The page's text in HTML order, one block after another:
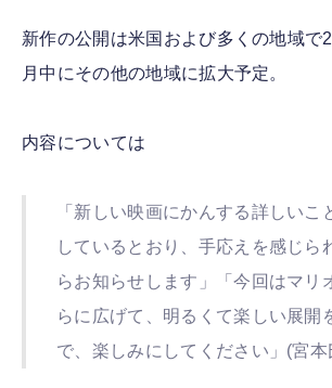
新作の公開は米国および多くの地域で
月中にその他の地域に拡大予定。
内容については
「新しい映画にかんする詳しいこ
しているとおり、手応えを感じら
らお知らせします」「今回はマリ
らに広げて、明るくて楽しい展開
で、楽しみにしてください」(宮本